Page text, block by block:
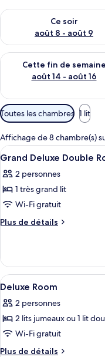
Ce soir
août 8 - août 9
Vérifier la disponibilité
Cette fin de semaine
août 14 - août 16
Vérifier la disponibilité
Filtres
disponibles
pour
les
chambres
Toutes les chambres 1 lit
Affichage de 8 chambre(s)
Afficher
toutes
les
photos
pour
ce
chambre :
Grand
Deluxe
Double
Room
23
Grand Deluxe Double
2 personnes
1 très grand lit
Wi-Fi gratuit
Plus de détails
Plus
Grand
Deluxe
Double
Afficher
toutes
les
photos
pour
ce
15
Deluxe Room
2 personnes
2 lits jumeaux ou 1 lit
Wi-Fi gratuit
Plus de détails
Plus